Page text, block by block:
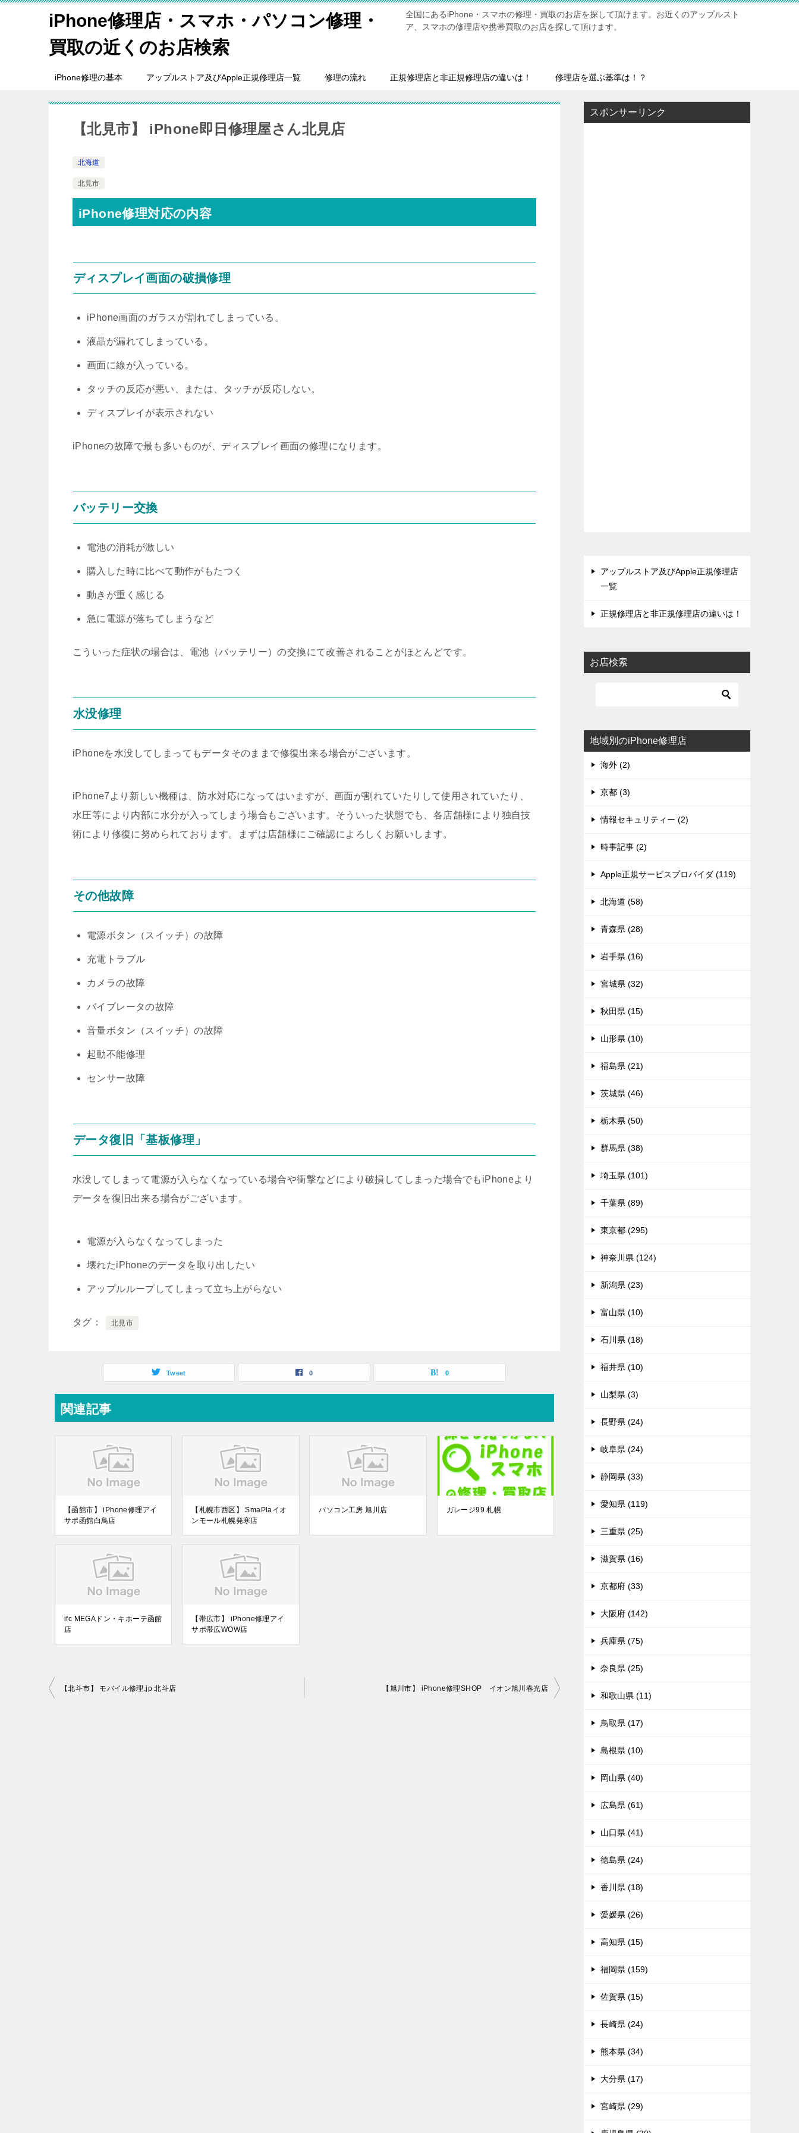
iPhone修理店・スマホ・パソコン修理・
買取の近くのお店検索
全国にあるiPhone・スマホの修理・買取のお店を探して頂けます。お近くのアップルスト
ア、スマホの修理店や携帯買取のお店を探して頂けます。
iPhone修理の基本 アップルストア及びApple正規修理店一覧 修理の流れ 正規修理店と非正規修理店の違いは！ 修理店を選ぶ基準は！？
【北見市】 iPhone即日修理屋さん北見店
北海道
北見市
iPhone修理対応の内容
ディスプレイ画面の破損修理
iPhone画面のガラスが割れてしまっている。
液晶が漏れてしまっている。
画面に線が入っている。
タッチの反応が悪い、または、タッチが反応しない。
ディスプレイが表示されない
iPhoneの故障で最も多いものが、ディスプレイ画面の修理になります。
バッテリー交換
電池の消耗が激しい
購入した時に比べて動作がもたつく
動きが重く感じる
急に電源が落ちてしまうなど
こういった症状の場合は、電池（バッテリー）の交換にて改善されることがほとんどです。
水没修理
iPhoneを水没してしまってもデータそのままで修復出来る場合がございます。
iPhone7より新しい機種は、防水対応になってはいますが、画面が割れていたりして使用されていたり、
水圧等により内部に水分が入ってしまう場合もございます。そういった状態でも、各店舗様により独自技
術により修復に努められております。まずは店舗様にご確認によろしくお願いします。
その他故障
電源ボタン（スイッチ）の故障
充電トラブル
カメラの故障
バイブレータの故障
音量ボタン（スイッチ）の故障
起動不能修理
センサー故障
データ復旧「基板修理」
水没してしまって電源が入らなくなっている場合や衝撃などにより破損してしまった場合でもiPhoneより
データを復旧出来る場合がございます。
電源が入らなくなってしまった
壊れたiPhoneのデータを取り出したい
アップルループしてしまって立ち上がらない
タグ 北見市
Tweet 0 0
関連記事
【函館市】 iPhone修理アイ
サポ函館白鳥店
【札幌市西区】 SmaPlaイオ
ンモール札幌発寒店
パソコン工房 旭川店 ガレージ99 札幌
ifc MEGAドン・キホーテ函館
店
【帯広市】 iPhone修理アイ
サポ帯広WOW店
投
【北斗市】 モバイル修理.jp 北斗店 【旭川市】 iPhone修理SHOP イオン旭川春光店
スポンサーリンク
アップルストア及びApple正規修理店
一覧
正規修理店と非正規修理店の違いは！
お店検索
地域別のiPhone修理店
海外 (2)
京都 (3)
情報セキュリティー (2)
時事記事 (2)
Apple正規サービスプロバイダ (119)
北海道 (58)
青森県 (28)
岩手県 (16)
宮城県 (32)
秋田県 (15)
山形県 (10)
福島県 (21)
茨城県 (46)
栃木県 (50)
群馬県 (38)
埼玉県 (101)
千葉県 (89)
東京都 (295)
神奈川県 (124)
新潟県 (23)
富山県 (10)
石川県 (18)
福井県 (10)
山梨県 (3)
長野県 (24)
岐阜県 (24)
静岡県 (33)
愛知県 (119)
三重県 (25)
滋賀県 (16)
京都府 (33)
大阪府 (142)
兵庫県 (75)
奈良県 (25)
和歌山県 (11)
鳥取県 (17)
島根県 (10)
岡山県 (40)
広島県 (61)
山口県 (41)
徳島県 (24)
香川県 (18)
愛媛県 (26)
高知県 (15)
福岡県 (159)
佐賀県 (15)
長崎県 (24)
熊本県 (34)
大分県 (17)
宮崎県 (29)